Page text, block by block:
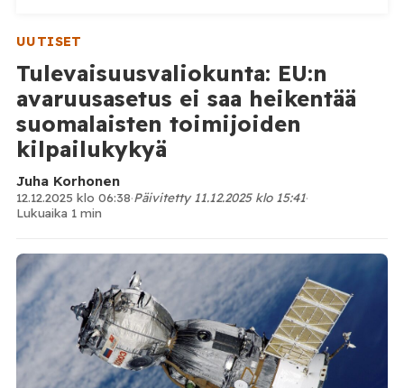
UUTISET
Tulevaisuusvaliokunta: EU:n
avaruusasetus ei saa heikentää
suomalaisten toimijoiden
kilpailukykyä
Juha Korhonen
12.12.2025 klo 06:38·Päivitetty 11.12.2025 klo 15:41·
Lukuaika 1 min